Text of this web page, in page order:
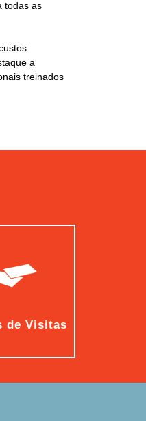
todas as
a
treinados
de Visitas